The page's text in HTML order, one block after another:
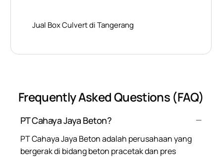
Jual Box Culvert di Tangerang
Frequently Asked Questions (FAQ)
PT Cahaya Jaya Beton?
PT Cahaya Jaya Beton adalah perusahaan yang
bergerak di bidang beton pracetak dan pres